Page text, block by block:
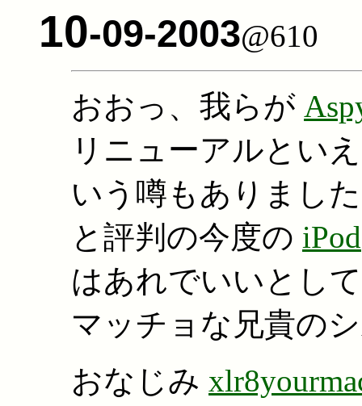
10-09-2003@610
おおっ、我らが
リニューアルとい
いう噂もありまし
と評判の今度の iPod
はあれでいいとし
マッチョな兄貴の
おなじみ